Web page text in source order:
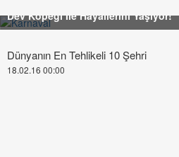
Dev Köpeği İle Hayallerini Yaşıyor!
Dünyanın En Tehlikeli 10 Şehri
18.02.16 00:00